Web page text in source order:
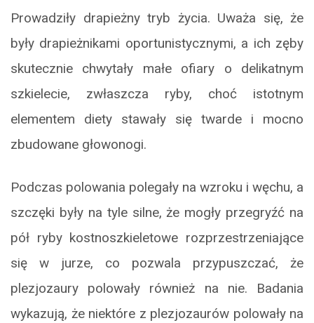
Prowadziły drapieżny tryb życia. Uważa się, że
były drapieżnikami oportunistycznymi, a ich zęby
skutecznie chwytały małe ofiary o delikatnym
szkielecie, zwłaszcza ryby, choć istotnym
elementem diety stawały się twarde i mocno
zbudowane głowonogi.
Podczas polowania polegały na wzroku i węchu, a
szczęki były na tyle silne, że mogły przegryźć na
pół ryby kostnoszkieletowe rozprzestrzeniające
się w jurze, co pozwala przypuszczać, że
plezjozaury polowały również na nie. Badania
wykazują, że niektóre z plezjozaurów polowały na